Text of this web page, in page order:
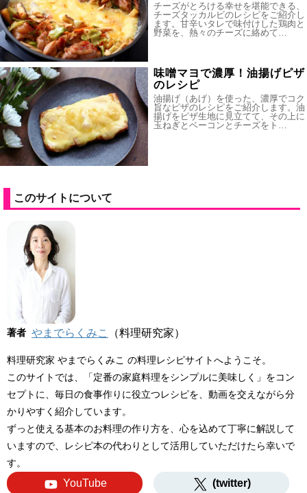
チーズがとろける幸せを堪能できる、
チーズタッカルビのレシピをご紹介し
ます。甘辛いタレで味付けした鶏肉と
野菜を、熱々のチーズに絡めて…
味噌マヨで濃厚！油揚げピザ
のレシピ
油揚げ（あげ）を使った、濃厚でコク
旨なピザのレシピをご紹介します。油
揚げをピザ生地に見立てて、その上に
玉ねぎとベーコンとチーズをト…
このサイトについて
著者 やまでらくみこ （料理研究家）
料理研究家 やまでらくみこ の料理レシピサイトへようこそ。
このサイトでは、「定番の家庭料理をシンプルに美味しく」をコン
セプトに、毎日の食事作りに役立つレシピを、動画を交えながら分
かりやすく紹介しています。
ずっと使える基本のお料理の作り方を、心を込めて丁寧に解説して
いますので、レシピ本の代わりとして活用していただけたら幸いで
す。
YouTube (twitter)